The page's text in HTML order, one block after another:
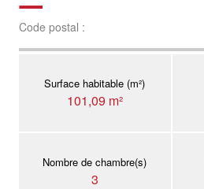
Code postal :
Surface habitable (m²)
101,09 m²
Nombre de chambre(s)
3